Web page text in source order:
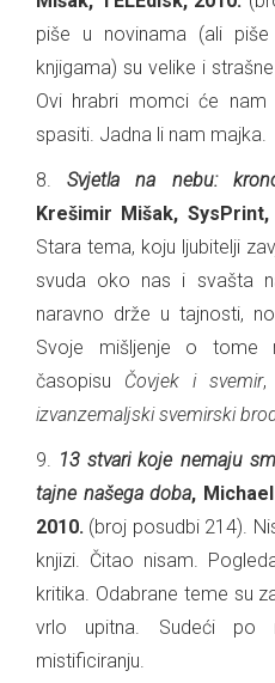
piše u novinama (ali
knjigama) su velike i
Ovi hrabri momci će
spasiti. Jadna li nam majka.
8.Svjetla na nebu:
Krešimir Mišak, SysPrint,
Stara tema, koju ljubitelji
svuda oko nas i svašta
naravno drže u tajnosti,
Svoje mišljenje o tome
časopisu Čovjek i svemir,
izvanzemaljski svemirski
9. 13 stvari koje nemaju
tajne našega doba,
2010. (broj posudbi 214).
knjizi. Čitao nisam.
kritika. Odabrane teme su
vrlo upitna. Sudeći po
mistificiranju.